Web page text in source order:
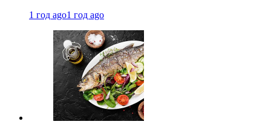
1 год ago1 год ago